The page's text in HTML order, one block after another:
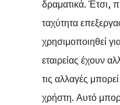
δραματικά. Έτσι,
ταχύτητα
χρησιμοποιηθεί
εταιρείας έχουν
τις αλλαγές
χρήστη. Αυτό